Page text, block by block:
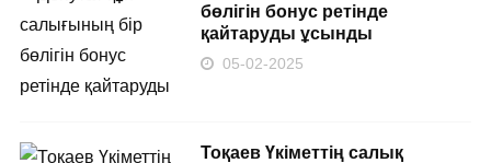
бөлігін бонус ретінде
қайтаруды ұсынды
05-02-2025
Тоқаев Үкіметтің салық